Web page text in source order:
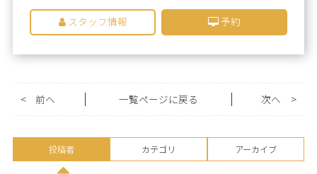
スタッフ情報 予約
< 前へ 一覧ページに戻る >
次へ
投稿者 カテゴリ アーカイブ